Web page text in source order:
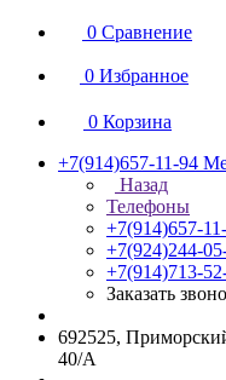
0 Сравнение
0 Избранное
0 Корзина
+7(914)657-11-94
Назад
Телефоны
+7(914)657-
+7(924)244-
+7(914)713-
Заказать
692525,
40/А